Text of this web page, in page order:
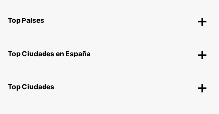
Top Países
Top Ciudades en España
Top Ciudades